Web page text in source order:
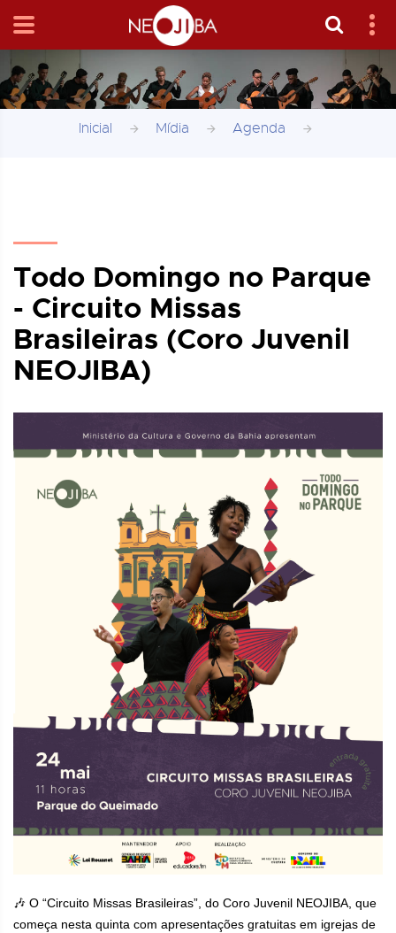
Inicial Mídia Agenda
Todo Domingo no Parque
- Circuito Missas
Brasileiras (Coro Juvenil
NEOJIBA)
🎶 O “Circuito Missas Brasileiras”, do Coro Juvenil NEOJIBA, que
começa nesta quinta com apresentações gratuitas em igrejas de